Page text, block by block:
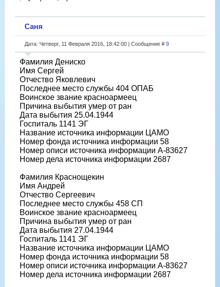
Саня
Дата: Четверг, 11 Февраля 2016, 18:42:00 | Сообщение # 9
Фамилия Дениско
Имя Сергей
Отчество Яковлевич
Последнее место службы 404 ОПАБ
Воинское звание красноармеец
Причина выбытия умер от ран
Дата выбытия 25.04.1944
Госпиталь 1141 ЭГ
Название источника информации ЦАМО
Номер фонда источника информации 58
Номер описи источника информации А-83627
Номер дела источника информации 2687
Фамилия Краснощекин
Имя Андрей
Отчество Сергеевич
Последнее место службы 458 СП
Воинское звание красноармеец
Причина выбытия умер от ран
Дата выбытия 27.04.1944
Госпиталь 1141 ЭГ
Название источника информации ЦАМО
Номер фонда источника информации 58
Номер описи источника информации А-83627
Номер дела источника информации 2687